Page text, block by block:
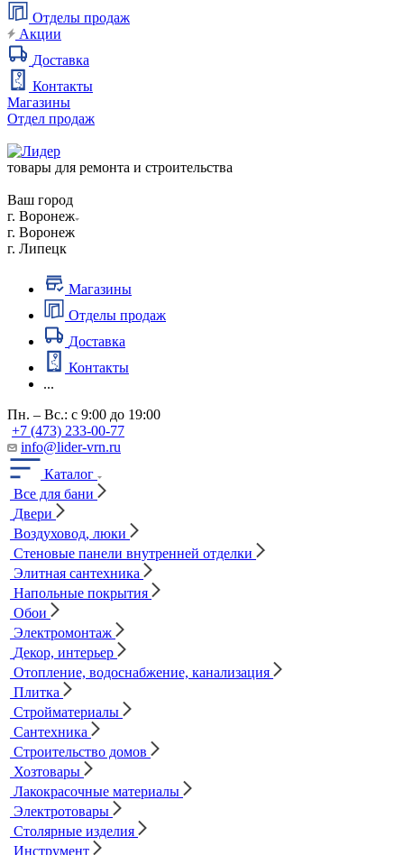
Отделы продаж
Акции
Доставка
Контакты
Магазины
Отдел продаж
товары для ремонта и строительства
Ваш город
г. Воронеж
г. Воронеж
г. Липецк
Магазины
Отделы продаж
Доставка
Контакты
...
Пн. – Вс.: с 9:00 до 19:00
+7 (473) 233-00-77
info@lider-vrn.ru
Каталог
Все для бани
Двери
Воздуховод, люки
Стеновые панели внутренней отделки
Элитная сантехника
Напольные покрытия
Обои
Электромонтаж
Декор, интерьер
Отопление, водоснабжение, канализация
Плитка
Стройматериалы
Сантехника
Строительство домов
Хозтовары
Лакокрасочные материалы
Электротовары
Столярные изделия
Инструмент